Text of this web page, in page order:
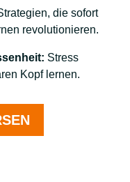
die sofort
revolutionieren.
Stress
Kopf lernen.